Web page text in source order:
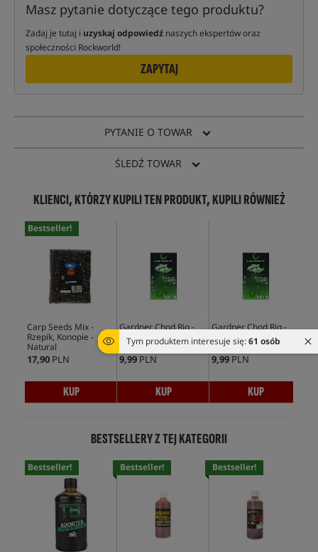
Tym produktem interesuje się:61 osób
Masz pytanie dotyczące tego produktu?
Zadaj je tutaj i uzyskaj odpowiedź naszych ekspertów oraz
społeczności Rockworld!
ZAPYTAJ
PYTANIE O TOWAR
ŚLEDŹ TOWAR
KLIENCI, KTÓRZY KUPILI TEN PRODUKT, KUPILI RÓWNIEŻ
Bestseller!
Carp Seeds Mix -
Rzepik, Konopie -
Natural
17,90 PLN
KUP
Gardner Chod Rig -
Barbless
9,99 PLN
KUP
Gardner Chod Rig -
Barbless
9,99 PLN
KUP
BESTSELLERY Z TEJ KATEGORII
Bestseller! Bestseller! Bestseller!